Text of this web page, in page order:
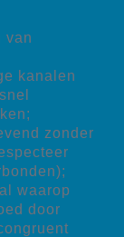
van
kanalen
zonder
waarop
door